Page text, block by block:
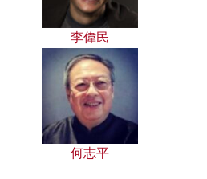
李偉民
何志平